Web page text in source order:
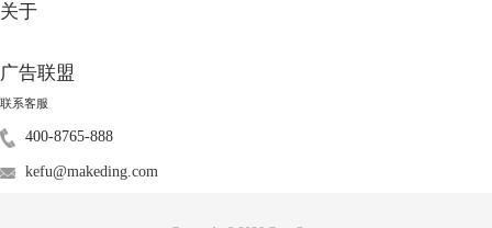
关于
广告联盟
联系客服
400-8765-888
kefu@makeding.com